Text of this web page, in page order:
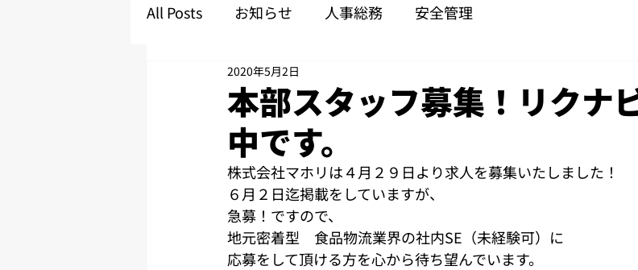
All Posts お知らせ 人事総務 安全管理
本部スタッフ募集！リクナ
中です。
2020年5月2日
株式会社マホリは４月２９日より求人を募集いたしました！
６月２日迄掲載をしていますが、
急募！ですので、
地元密着型　食品物流業界の社内SE（未経験可）に
応募をして頂ける方を心から待ち望んでいます。